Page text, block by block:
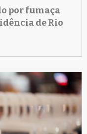
por fumaça
de Rio